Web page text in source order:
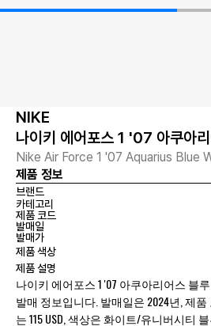
NIKE
나이키 에어포스 1 '07 아쿠아
Nike Air Force 1 '07 Aquarius Blue
제품 정보
브랜드
카테고리
제품 코드
발매일
발매가
제품 색상
제품 설명
나이키 에어포스 1 '07 아쿠아리어스 블루
발매 정보입니다. 발매일은 2024년, 제품
는 115 USD, 색상은 화이트/유니버시티